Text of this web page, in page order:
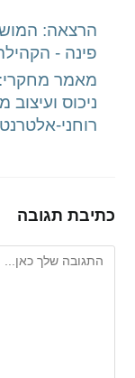
הרצאה:
פינה -
מאמר
ניכוס ועיצוב
רוחני-
כתיבת תגובה